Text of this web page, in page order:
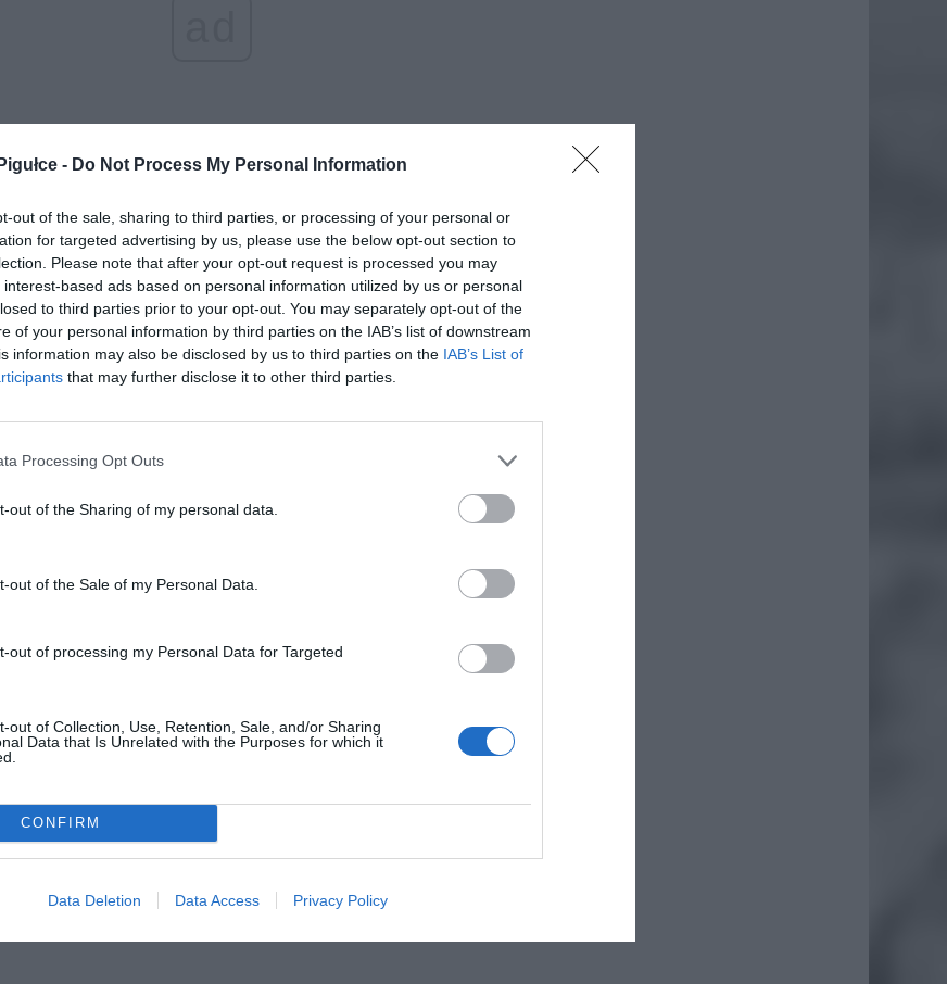
- Do Not Process My Personal Information
out of the sale, sharing to third parties, or processing of your personal or
for targeted advertising by us, please use the below opt-out section to
Please note that after your opt-out request is processed you may
based ads based on personal information utilized by us or personal
to third parties prior to your opt-out. You may separately opt-out of the
of your personal information by third parties on the IAB’s list of downstream
information may also be disclosed by us to third parties on the IAB’s List of
that may further disclose it to other third parties.
Processing Opt Outs
out of the Sharing of my personal data.
out of the Sale of my Personal Data.
out of processing my Personal Data for Targeted
out of Collection, Use, Retention, Sale, and/or Sharing
Data that Is Unrelated with the Purposes for which it
CONFIRM
Data Deletion Data Access Privacy Policy
mieszkańców jak i turystów. Przez muzeami były
kolejki.
ad